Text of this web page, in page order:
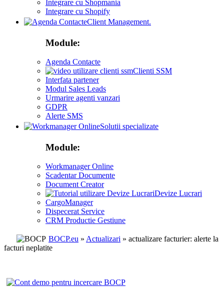
Integrare cu Shopmania
Integrare cu Shopify
Client Management.
Module:
Agenda Contacte
Clienti SSM
Interfata partener
Modul Sales Leads
Urmarire agenti vanzari
GDPR
Alerte SMS
Solutii specializate
Module:
Workmanager Online
Scadentar Documente
Document Creator
Devize Lucrari
CargoManager
Dispecerat Service
CRM Productie Gestiune
BOCP.eu » Actualizari » actualizare facturier: alerte la
facturi neplatite